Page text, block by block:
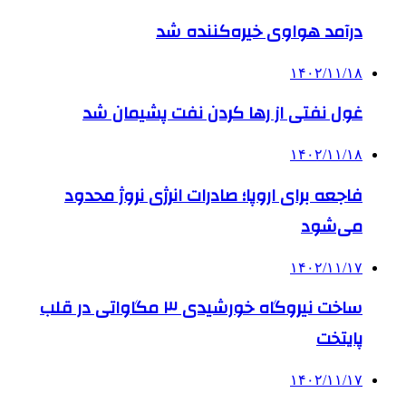
درآمد هواوی خیره‌کننده شد
۱۴۰۲/۱۱/۱۸
غول نفتی از رها کردن نفت پشیمان شد
۱۴۰۲/۱۱/۱۸
فاجعه برای اروپا؛ صادرات انرژی نروژ محدود
می‌شود
۱۴۰۲/۱۱/۱۷
ساخت نیروگاه خورشیدی ۳ مگاواتی در قلب
پایتخت
۱۴۰۲/۱۱/۱۷